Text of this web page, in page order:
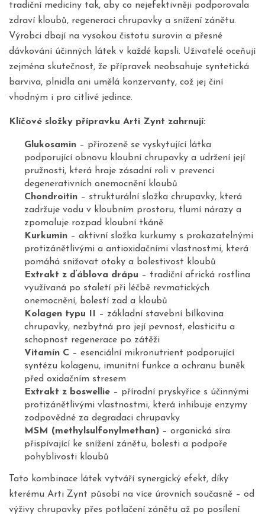
tradiční medicíny tak, aby co nejefektivněji podporovala
zdraví kloubů, regeneraci chrupavky a snížení zánětu.
Výrobci dbají na vysokou čistotu surovin a přesné
dávkování účinných látek v každé kapsli. Uživatelé oceňují
zejména skutečnost, že přípravek neobsahuje syntetická
barviva, plnidla ani umělá konzervanty, což jej činí
vhodným i pro citlivé jedince.
Klíčové složky přípravku Arti Zynt zahrnují:
Glukosamin– přirozeně se vyskytující látka
podporující obnovu kloubní chrupavky a udržení její
pružnosti, která hraje zásadní roli v prevenci
degenerativních onemocnění kloubů
Chondroitin– strukturální složka chrupavky, která
zadržuje vodu v kloubním prostoru, tlumí nárazy a
zpomaluje rozpad kloubní tkáně
Kurkumin– aktivní složka kurkumy s prokazatelnými
protizánětlivými a antioxidačními vlastnostmi, která
pomáhá snižovat otoky a bolestivost kloubů
Extrakt z ďáblova drápu – tradiční africká rostlina
využívaná po staletí při léčbě revmatických
onemocnění, bolestí zad a kloubů
Kolagen typu II
– základní stavební bílkovina
chrupavky, nezbytná pro její pevnost, elasticitu a
schopnost regenerace po zátěži
Vitamín C – esenciální mikronutrient podporující
syntézu kolagenu, imunitní funkce a ochranu buněk
před oxidačním stresem
Extrakt z boswellie– přírodní pryskyřice s účinnými
protizánětlivými vlastnostmi, která inhibuje enzymy
zodpovědné za degradaci chrupavky
MSM (methylsulfonylmethan)– organická síra
přispívající ke snížení zánětu, bolesti a podpoře
pohyblivosti kloubů
Tato kombinace látek vytváří synergický efekt, díky
kterému Arti Zynt působí na více úrovních současně – od
výživy chrupavky přes potlačení zánětu až po posílení